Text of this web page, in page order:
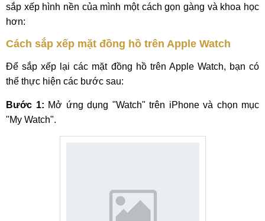
sắp xếp hình nền của mình một cách gọn gàng và khoa học
hơn:
Cách sắp xếp mặt đồng hồ trên Apple Watch
Để sắp xếp lại các mặt đồng hồ trên Apple Watch, bạn có
thể thực hiện các bước sau:
Bước 1: Mở ứng dụng "Watch" trên iPhone và chọn mục
"My Watch".